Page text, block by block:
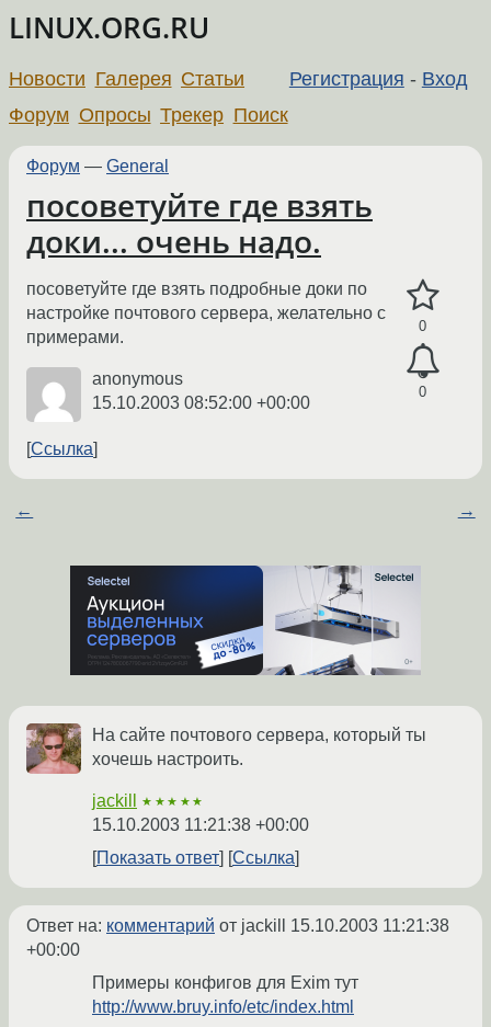
LINUX.ORG.RU
Регистрация - Вход
Новости Галерея Статьи
Форум Опросы Трекер Поиск
Форум — General
посоветуйте где взять
доки... очень надо.
0
0
посоветуйте где взять подробные доки по
настройке почтового сервера, желательно с
примерами.
anonymous
15.10.2003 08:52:00 +00:00
Ссылка
← →
На сайте почтового сервера, который ты
хочешь настроить.
jackill ★★★★★
15.10.2003 11:21:38 +00:00
Показать ответ
Ссылка
Ответ на: комментарий от jackill 15.10.2003 11:21:38
+00:00
Примеры конфигов для Exim тут
http://www.bruy.info/etc/index.html